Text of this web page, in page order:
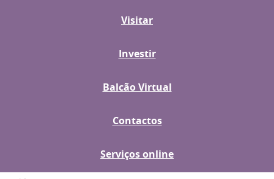
Visitar
Investir
Balcão Virtual
Contactos
Serviços online